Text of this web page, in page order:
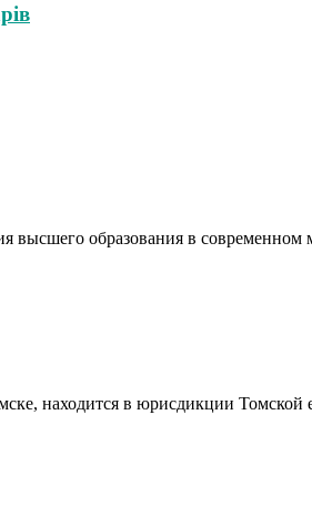
высшего образования в
находится в юрисдикции